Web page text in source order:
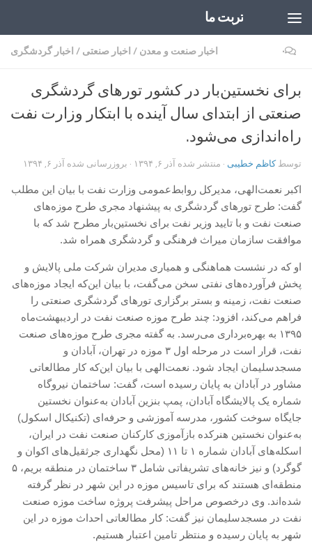
تربت ما
اخبار صنعت و معدن / اخبار صنعتی / اخبار گردشگری ۰
برای نخستین‌بار در کشور تورهای گردشگری
صنعتی از ابتدای‌ سال آینده با ابتکار وزارت نفت
راه‌اندازی می‌شود.
توسطکاظم خطیبی · منتشر شده آذر ۶, ۱۳۹۴ · بروزرسانی شده آذر ۶, ۱۳۹۴
اکبر نعمت‌الهی، مدیرکل روابط‌عمومی وزارت نفت با بیان این مطلب
گفت: طرح تورهای گردشگری به پیشنهاد مجری طرح موزه‌های
صنعت نفت و با تایید وزیر نفت برای نخستین‌بار مطرح شد که با
موافقت سازمان میراث فرهنگی و گردشگری همراه شد.
او که در نشست هماهنگی و همیاری مدیران شرکت ملی پالایش و
پخش فرآورده‌های نفتی سخن می‌گفت، با بیان این‌که ایجاد موزه‌های
صنعت نفت، زمینه و بستر برگزاری تورهای گردشگری صنعتی را
فراهم می‌کند، افزود: چند طرح موزه صنعت نفت در اردیبهشت‌ماه
۱۳۹۵ به بهره‌برداری می‌رسد. به گفته مجری طرح موزه‌های صنعت
نفت، قرار است در مرحله اول ۳ موزه در تهران، آبادان و
مسجدسلیمان ایجاد شود. نعمت‌الهی با بیان این‌که کار مطالعاتی
مشاور در آبادان به پایان رسیده‌ است، گفت: ساختمان نیروگاه
شماره یک پالایشگاه آبادان، پمپ‌ بنزین آبادان به‌عنوان نخستین
جایگاه سوخت کشور، مدرسه آموزشی و حرفه‌ای (تکنیکال اسکول)
به‌عنوان نخستین هنرکده بازآموزی کارکنان صنعت نفت در ایران،
اسکله‌های آبادان شماره ۱ تا ۱۱ (محل نگهداری جرثقیل‌های اکوان و
گوگرد) و نیز خانه‌های تشریفاتی شامل ۳ ساختمان در منطقه بریم، ۵
منطقه‌ای هستند که برای تاسیس موزه در این شهر در نظر گرفته
شده‌اند. وی درخصوص مراحل پیشرفت پروژه ساخت موزه صنعت
نفت در مسجدسلیمان نیز گفت: کار مطالعاتی احداث موزه در این
شهر به پایان رسیده و منتظر تامین اعتبار هستیم.